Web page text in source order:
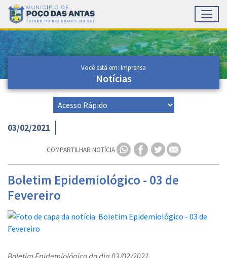
Ir para conteúdo principal
Conteúdo Principal
Você está em: Imprensa
Notícias
03/02/2021
COMPARTILHAR NOTÍCIA
Boletim Epidemiológico - 03 de
Fevereiro
Boletim Epidemiológico do dia 03/02/2021